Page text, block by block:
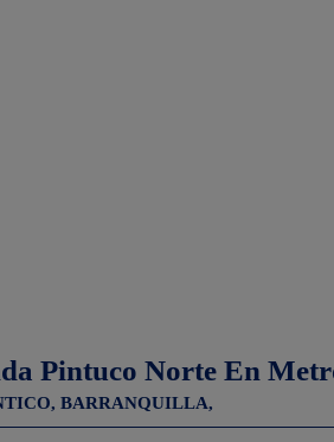
Pintuco Norte En
BARRANQUILLA,